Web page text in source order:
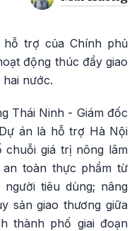
trợ của Chính phủ
động thúc đẩy giao
nước.
Thái Ninh - Giám đốc
án là hỗ trợ Hà Nội
chuỗi giá trị nông lâm
toàn thực phẩm từ
tiêu dùng; nâng
sản giao thương giữa
thành phố giai đoạn